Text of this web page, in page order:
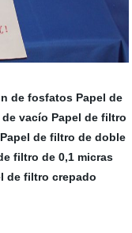
de fosfatos Papel de
vacío Papel de filtro
Papel de filtro de doble
filtro de 0,1 micras
de filtro crepado